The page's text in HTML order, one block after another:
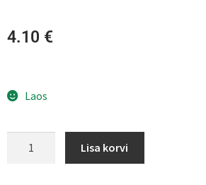
4.10 €
Laos
Lisa korvi